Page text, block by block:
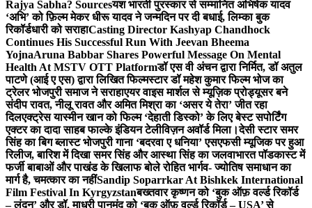
Rajya Sabha? Sourcesयश भारती पुरस्कार से सम्मानित अभिषेक यादव
‘अभि’ को फ़िल्म मेकर धीरू यादव ने जन्मदिन पर दी बधाई, लिम्का बुक
रिकॉर्डधारी को सराहाCasting Director Kashyap Chandhock
Continues His Successful Run With Jeevan Bheema
YojnaAruna Babbar Shares Powerful Message On Mental
Health At MSTV OTT Platformडॉ एस वी अंचन द्वारा निर्मित, डॉ अतुल
पाटणे (आई ए एस) द्वारा लिखित फिल्मस्टार डॉ महेश कुमार फिल्म भोज का
ट्रेलर भोजपुरी समाज ने सराहाएयर वाइस मार्शल से म्यूज़िक प्रोड्यूसर बने
संदीप रावत, नीलू रावत और अमित मिश्रा का ‘असर ये तेरा’ जीत रहा
दिलएक्ट्रेस यास्मीन खान को फिल्म ‘देहाती डिस्को’ के लिए बेस्ट सपोर्टिंग
एक्टर का दादा साहब फाल्के इंडियन टेलीविज़न अवॉर्ड मिला।देसी स्टार समर
सिंह का बिग ब्लास्ट भोजपुरी गाना ‘बदरवा ए धनिया’ एसएफसी म्यूजिक पर हुआ
रिलीज, बारिश में दिखा समर सिंह और आस्था सिंह का जलवाभारत पॉडकास्ट में
फर्जी बाबाओं और पाखंड के खिलाफ बोले रोहित भार्गव- ज्योतिष समाधान का
मार्ग है, चमत्कार का नहींSandip Soparrkar At Bishkek International
Film Festival In Kyrgyzstanबख्तवार कृष्णन को ‘बुक ऑफ़ वर्ल्ड रिकॉर्ड
– लंदन’ और डॉ. माधुरी पानमंद को ‘बुक ऑफ़ वर्ल्ड रिकॉर्ड – USA’ से